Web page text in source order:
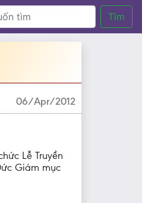
Tìm
06/Apr/2012
Lễ Truyền
Giám mục